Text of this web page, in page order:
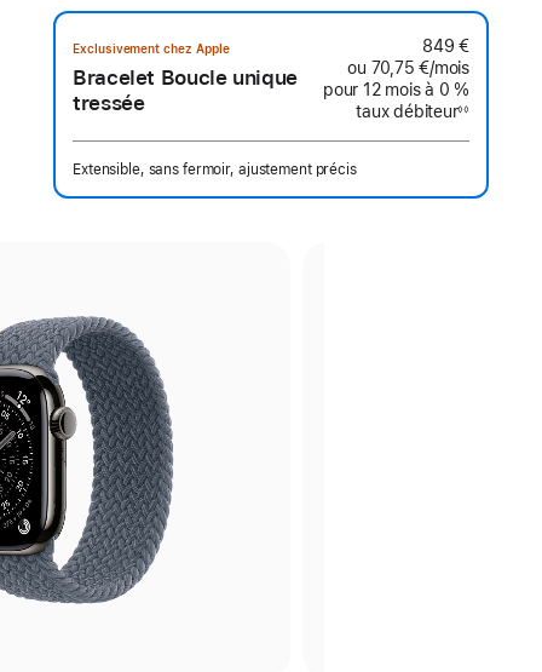
Exclusivement chez Apple
Bracelet Boucle unique
tressée
849 €
ou 70,75 €/mois
pour 12 mois à 0 %
taux débiteur
page
◊◊
Extensible, sans fermoir, ajustement précis